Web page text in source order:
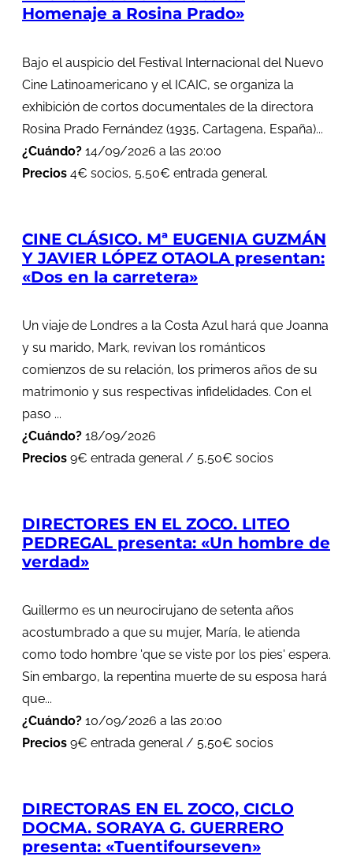
Homenaje a Rosina Prado»
Bajo el auspicio del Festival Internacional del Nuevo
Cine Latinoamericano y el ICAIC, se organiza la
exhibición de cortos documentales de la directora
Rosina Prado Fernández (1935, Cartagena, España)...
¿Cuándo? 14/09/2026 a las 20:00
Precios 4€ socios, 5,50€ entrada general.
CINE CLÁSICO. Mª EUGENIA GUZMÁN
Y JAVIER LÓPEZ OTAOLA presentan:
«Dos en la carretera»
Un viaje de Londres a la Costa Azul hará que Joanna
y su marido, Mark, revivan los románticos
comienzos de su relación, los primeros años de su
matrimonio y sus respectivas infidelidades. Con el
paso ...
¿Cuándo? 18/09/2026
Precios 9€ entrada general / 5,50€ socios
DIRECTORES EN EL ZOCO. LITEO
PEDREGAL presenta: «Un hombre de
verdad»
Guillermo es un neurocirujano de setenta años
acostumbrado a que su mujer, María, le atienda
como todo hombre 'que se viste por los pies' espera.
Sin embargo, la repentina muerte de su esposa hará
que...
¿Cuándo? 10/09/2026 a las 20:00
Precios 9€ entrada general / 5,50€ socios
DIRECTORAS EN EL ZOCO, CICLO
DOCMA. SORAYA G. GUERRERO
presenta: «Tuentifourseven»